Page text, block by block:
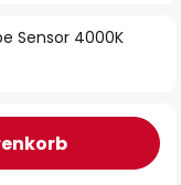
Sensor 4000K